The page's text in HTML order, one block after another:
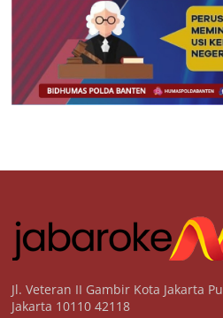
Jl. Veteran II Gambir Kota Jakarta
Jakarta 10110 42118